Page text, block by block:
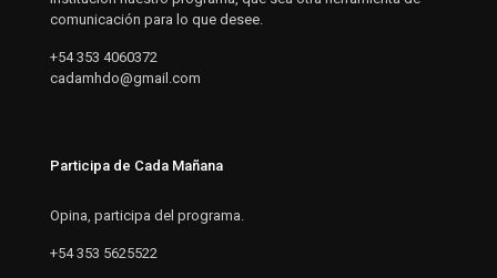
comunicación para lo que desee.
+54 353 4060372
cadamhdo@gmail.com
Participa de Cada Mañana
Opina, participa del programa.
+54 353 5625522